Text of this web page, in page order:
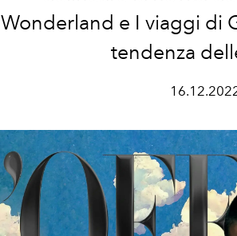
Wonderland e I viaggi di
tendenza